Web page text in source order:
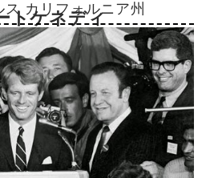
ス カリフォルニア州
トケネディ